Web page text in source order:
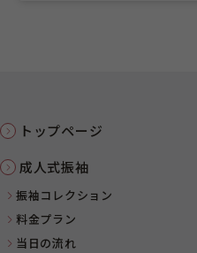
トップページ
成人式振袖
振袖コレクション
料金プラン
当日の流れ